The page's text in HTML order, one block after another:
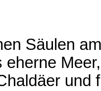
Säulen
eherne
und